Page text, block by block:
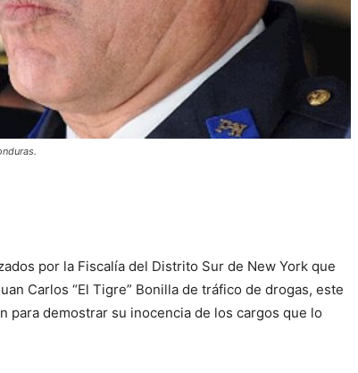
por la Fiscalía del Distrito Sur de New York que
Carlos “El Tigre” Bonilla de tráfico de drogas, este
para demostrar su inocencia de los cargos que lo